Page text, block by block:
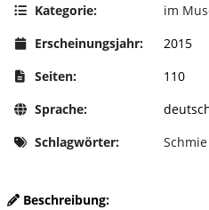
Kategorie:
im
Erscheinungsjahr:
2015
Seiten:
110
Sprache:
Schlagwörter:
Schmie
Beschreibung: